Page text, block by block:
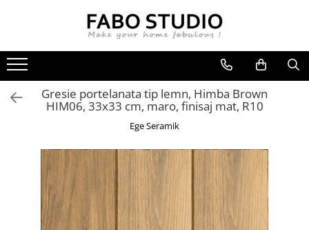
GRESIE INTERIOR
GRESIE EXTERIOR
GRESIE XXL - LASTRE
TREPTE DIN GRESIE
FAIANTA
PIESE DECORATIVE
CANAPELE
CUIERE
CONSOLE
Gresie portelanata tip lemn, Himba Brown
HIM06, 33x33 cm, maro, finisaj mat, R10
Ege Seramik